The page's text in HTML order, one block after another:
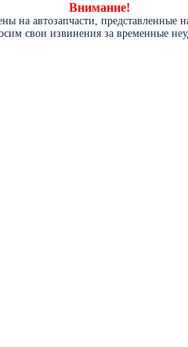
Внимание!
на автозапчасти, представленные
свои извинения за временные